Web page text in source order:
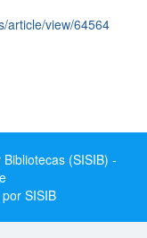
article/view/64564
(SISIB) -
SISIB